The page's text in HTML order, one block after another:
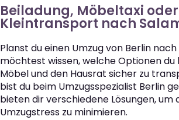
Beiladung, Möbeltaxi oder
Kleintransport nach
Planst du einen Umzug von Berlin
möchtest wissen, welche Optionen du
Möbel und den Hausrat sicher zu
bist du beim Umzugsspezialist Berlin
bieten dir verschiedene Lösungen, um
Umzugstress zu minimieren.